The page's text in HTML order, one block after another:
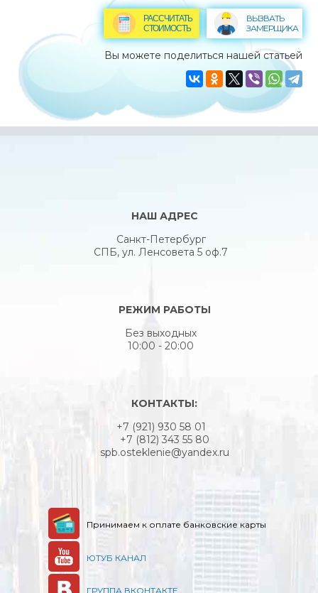
ВЫЗВАТЬ
ЗАМЕРЩИКА
РАССЧИТАТЬ
СТОИМОСТЬ
Вы можете поделиться нашей статьей
НАШ АДРЕС
Санкт-Петербург
СПБ, ул. Ленсовета 5 оф.7
РЕЖИМ РАБОТЫ
Без выходных
10:00 - 20:00
КОНТАКТЫ:
+7 (921) 930 58 01
+7 (812) 343 55 80
spb.osteklenie@yandex.ru
Принимаем к оплате банковские карты
ЮТУБ КАНАЛ
ГРУППА ВКОНТАКТЕ